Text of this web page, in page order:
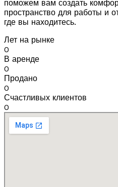
поможем вам создать
пространство для работы и
где вы находитесь.
Лет на рынке
0
В аренде
0
Продано
0
Счастливых клиентов
0